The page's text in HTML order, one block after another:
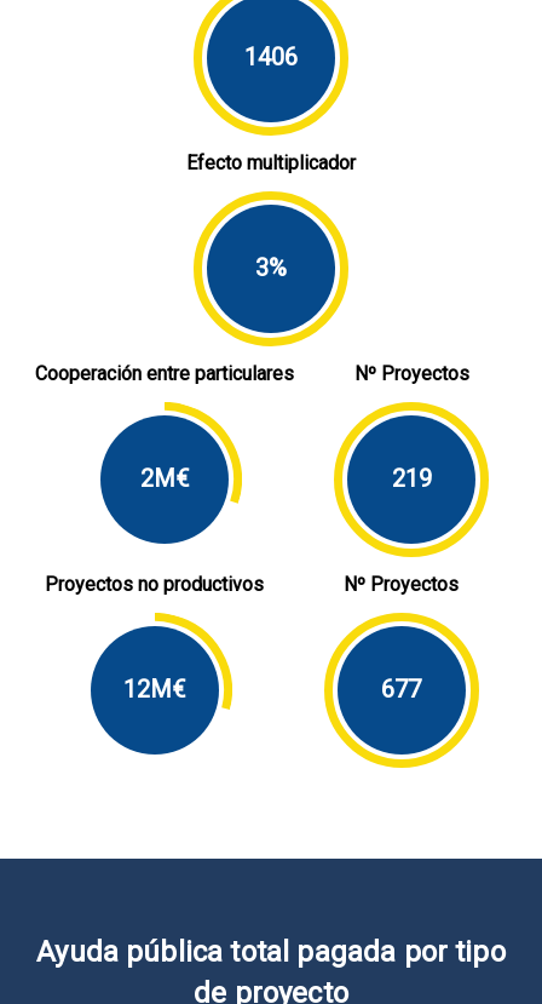
1406
Efecto multiplicador
3%
Cooperación entre particulares
2M€
Nº Proyectos
219
Proyectos no productivos
12M€
Nº Proyectos
677
Ayuda pública total pagada por tipo
de proyecto